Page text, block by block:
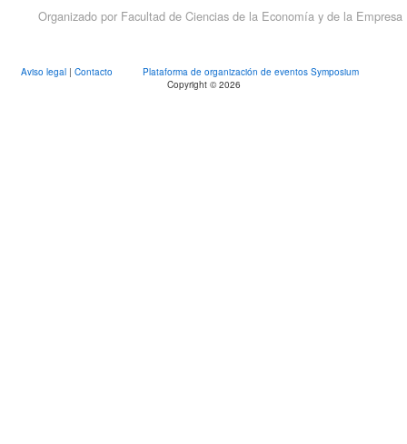
Organizado por Facultad de Ciencias de la Economía y de la Empresa
Aviso legal | Contacto
Plataforma de organización de eventos Symposium
Copyright © 2026